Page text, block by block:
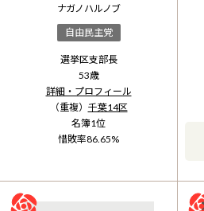
ナガノ ハルノブ
自由民主党
選挙区支部長
53歳
詳細・プロフィール
（重複） 千葉14区
名簿1位
惜敗率86.65%